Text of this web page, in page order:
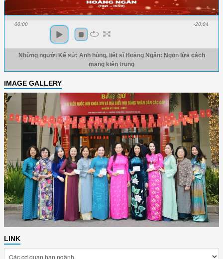
00:00 -20:04
Những người Kể sử: Anh hùng, liệt sĩ Hoàng Ngân: Ngọn lửa cách
mạng kiên trung
IMAGE GALLERY
LINK